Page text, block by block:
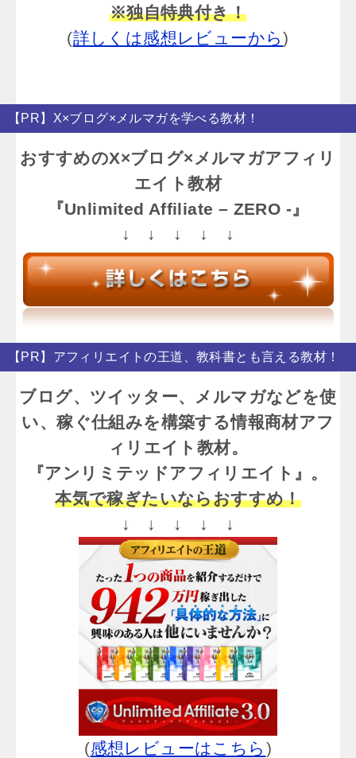
※独自特典付き！
(詳しくは感想レビューから)
【PR】X×ブログ×メルマガを学べる教材！
おすすめのX×ブログ×メルマガアフィリ
エイト教材
『Unlimited Affiliate – ZERO -』
↓ ↓ ↓ ↓ ↓
【PR】アフィリエイトの王道、教科書とも言える教材！
ブログ、ツイッター、メルマガなどを使
い、稼ぐ仕組みを構築する情報商材アフ
ィリエイト教材。
『アンリミテッドアフィリエイト』。
本気で稼ぎたいならおすすめ！
↓ ↓ ↓ ↓ ↓
(感想レビューはこちら )